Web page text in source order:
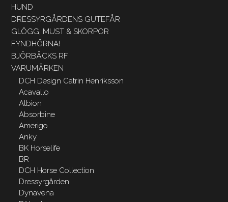
HUND
DRESSYRGÅRDENS GUTEFÅR
GLÖGG, MUST & SKORPOR
FYNDHÖRNA!
BJÖRBÄCKS RF
VARUMÄRKEN
DCH Design Catrin Henriksson
Acavallo
Albion
Absorbine
Amerigo
Anky
BK Horselife
BR
DCH Horse Collection
Dressyrgården
Dynavena